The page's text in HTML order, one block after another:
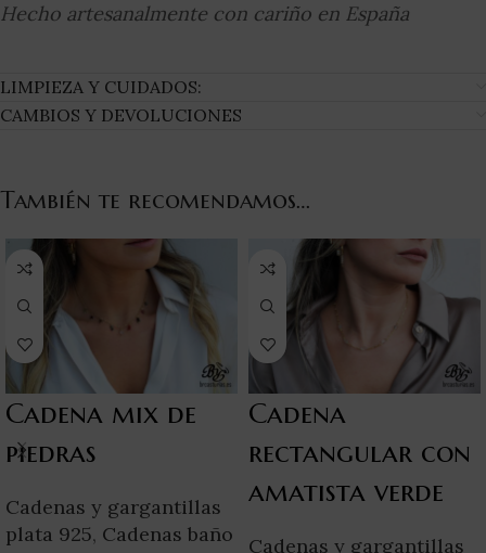
Hecho artesanalmente con cariño en España
LIMPIEZA Y CUIDADOS:
CAMBIOS Y DEVOLUCIONES
También te recomendamos…
Cadena mix de
piedras
Cadenas y gargantillas
plata 925, Cadenas baño
Cadena
rectangular con
amatista verde
Cadenas y gargantillas